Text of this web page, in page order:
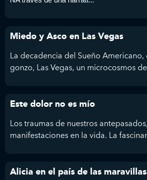
Miedo y Asco en Las Vegas
La decadencia del Sueño
gonzo, Las Vegas, un microcosmos
Este dolor no es mío
Los traumas de nuestros
manifestaciones en la vida. La
Alicia en el país de las maravillas